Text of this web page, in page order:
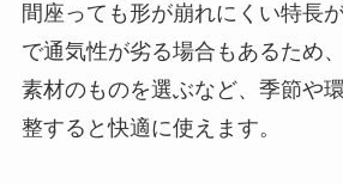
間座っても形が崩れにくい特長
で通気性が劣る場合もあるため
素材のものを選ぶなど、季節や
整すると快適に使えます。